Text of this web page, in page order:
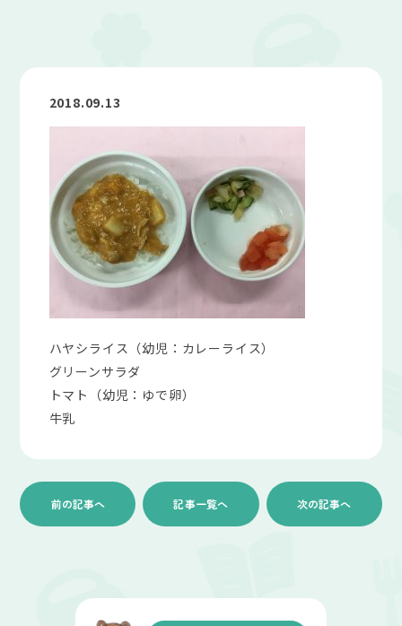
2018.09.13
ハヤシライス（幼児：カレーライス）
グリーンサラダ
トマト（幼児：ゆで卵）
牛乳
前の記事へ 記事一覧へ 次の記事へ